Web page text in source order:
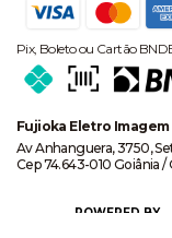
Pix, Boleto ou Cartão
Fujioka Eletro Imagem
Av Anhanguera, 3750,
Cep 74.643-010 Goiânia /
POWERED BY